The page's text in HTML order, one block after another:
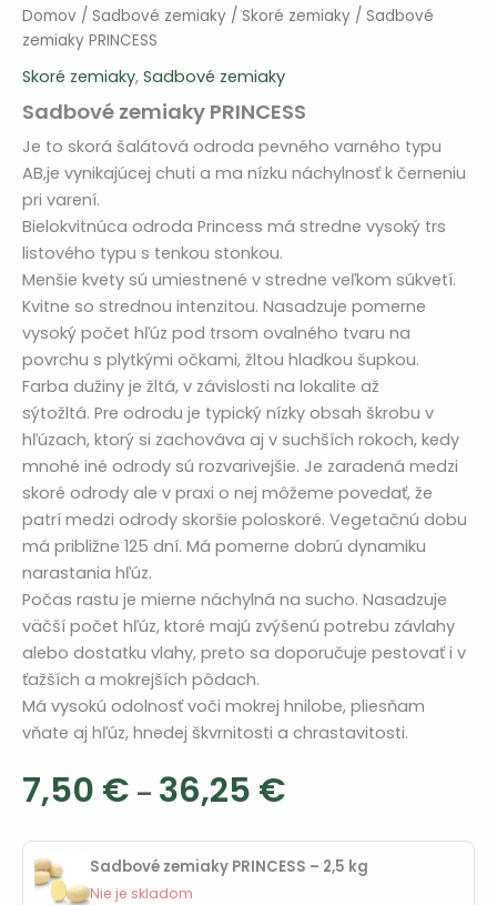
Domov / Sadbové zemiaky / Skoré zemiaky / Sadbové
zemiaky PRINCESS
Skoré zemiaky, Sadbové zemiaky
Sadbové zemiaky PRINCESS
Je to skorá šalátová odroda pevného varného typu
AB,je vynikajúcej chuti a ma nízku náchylnosť k černeniu
pri varení.
Bielokvitnúca odroda Princess má stredne vysoký trs
listového typu s tenkou stonkou.
Menšie kvety sú umiestnené v stredne veľkom súkvetí.
Kvitne so strednou intenzitou. Nasadzuje pomerne
vysoký počet hľúz pod trsom ovalného tvaru na
povrchu s plytkými očkami, žltou hladkou šupkou.
Farba dužiny je žltá, v závislosti na lokalite až
sýtožltá. Pre odrodu je typický nízky obsah škrobu v
hľúzach, ktorý si zachováva aj v suchších rokoch, kedy
mnohé iné odrody sú rozvarivejšie. Je zaradená medzi
skoré odrody ale v praxi o nej môžeme povedať, že
patrí medzi odrody skoršie poloskoré. Vegetačnú dobu
má približne 125 dní. Má pomerne dobrú dynamiku
narastania hľúz.
Počas rastu je mierne náchylná na sucho. Nasadzuje
väčší počet hľúz, ktoré majú zvýšenú potrebu závlahy
alebo dostatku vlahy, preto sa doporučuje pestovať i v
ťažších a mokrejších pôdach.
Má vysokú odolnosť voči mokrej hnilobe, pliesňam
vňate aj hľúz, hnedej škvrnitosti a chrastavitosti.
7,50 € – 36,25 €
7,50 €
Sadbové zemiaky PRINCESS – 2,5 kg
Nie je skladom